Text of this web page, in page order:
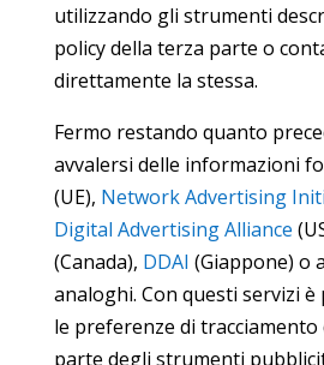
utilizzando gli strumenti
policy della terza parte o
direttamente la stessa.
Fermo restando quanto
avvalersi delle informazioni
(UE), Network Advertising
Digital Advertising Alliance
(Canada), DDAI (Giappone) o
analoghi. Con questi servizi
le preferenze di
parte degli strumenti